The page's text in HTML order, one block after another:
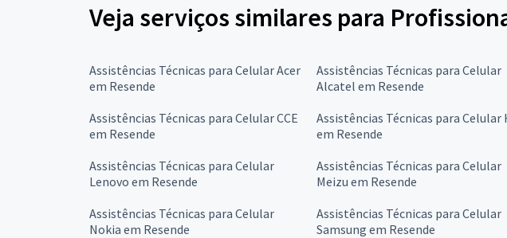
Veja serviços similares para
Assistências Técnicas para Celular Acer
em Resende
Assistências Técnicas para Celular
Alcatel em Resende
Assistências Técnicas para Celular CCE
em Resende
Assistências Técnicas para Celular
em Resende
Assistências Técnicas para Celular
Lenovo em Resende
Assistências Técnicas para Celular
Meizu em Resende
Assistências Técnicas para Celular
Nokia em Resende
Assistências Técnicas para Celular
Samsung em Resende